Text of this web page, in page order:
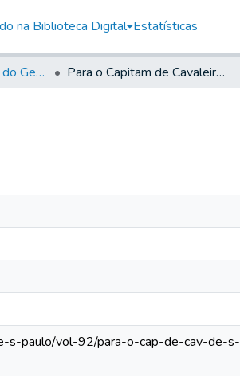
na Biblioteca Digital Estatísticas
Volume 92 - Ofícios do General D. Luiz aos diversos funcionários da Capitania (1768- 1772) Para o Capitam de Cavaleiros de Santo Amaro
s-paulo/vol-92/para-o-cap-de-cav-de-s-